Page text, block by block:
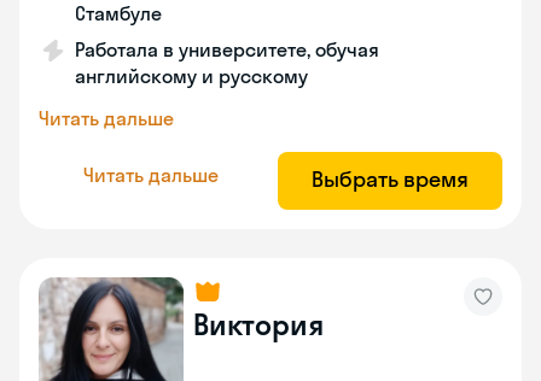
Стамбуле
Работала в университете, обучая
английскому и русскому
Читать дальше
Читать дальше Выбрать время
Виктория